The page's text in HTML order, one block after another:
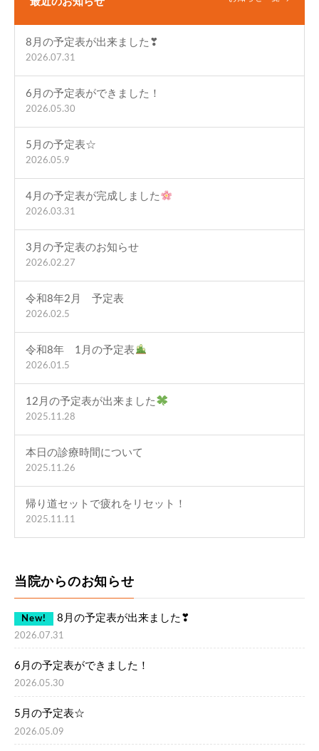
8月の予定表が出来ました❣
2026.07.31
6月の予定表ができました！
2026.05.30
5月の予定表☆
2026.05.9
4月の予定表が完成しました
2026.03.31
3月の予定表のお知らせ
2026.02.27
令和8年2月 予定表
2026.02.5
令和8年 1月の予定表
2026.01.5
12月の予定表が出来ました
2025.11.28
本日の診療時間について
2025.11.26
帰り道セットで疲れをリセット！
2025.11.11
当院からのお知らせ
New! 8月の予定表が出来ました❣
2026.07.31
6月の予定表ができました！
2026.05.30
5月の予定表☆
2026.05.09